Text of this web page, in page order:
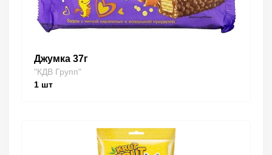
Джумка 37г
"КДВ Групп"
1 шт